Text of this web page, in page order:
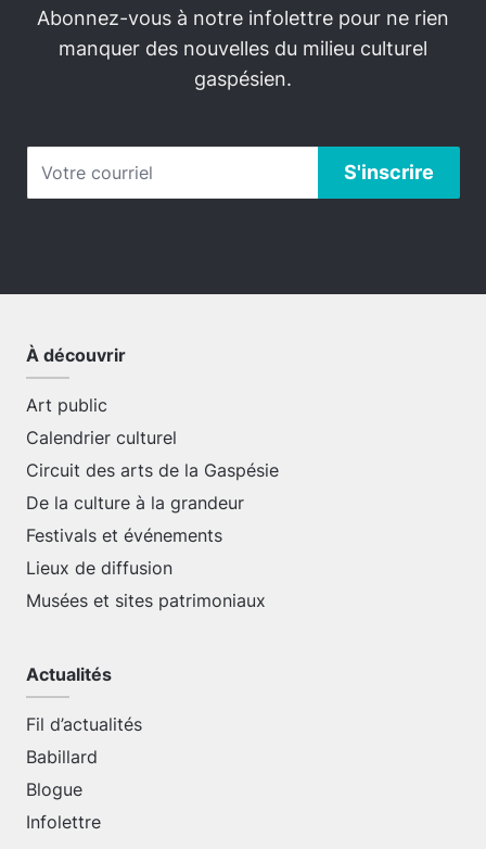
Abonnez-vous à notre infolettre pour ne rien
manquer des nouvelles du milieu culturel
gaspésien.
À découvrir
Art public
Calendrier culturel
Circuit des arts de la Gaspésie
De la culture à la grandeur
Festivals et événements
Lieux de diffusion
Musées et sites patrimoniaux
Actualités
Fil d’actualités
Babillard
Blogue
Infolettre